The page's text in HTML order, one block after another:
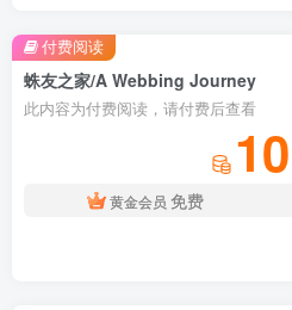
蛛友之家/A Webbing Journey
此内容为付费阅读，请付费后查看
10
黄金会员 免费
付费阅读